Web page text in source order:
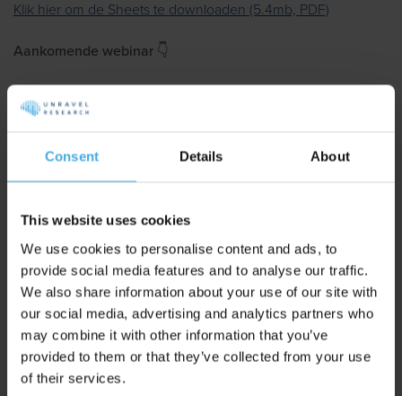
Consent Details About
This website uses cookies
We use cookies to personalise content and ads, to
provide social media features and to analyse our traffic.
We also share information about your use of our site with
our social media, advertising and analytics partners who
may combine it with other information that you’ve
provided to them or that they’ve collected from your use
of their services.
Klik hier om de Sheets te downloaden (5.4mb, PDF)
Aankomende webinar 👇
Slechts 300 plekken beschikbaar,
12:00 uur
Smaakt dit naar meer 😇?
Neem contact op met Tim (tim@unravelresearch.com) om
eens te bespreken hoe we dit voor jou kunnen inzetten!
(Uiteraard vrijblijvend).